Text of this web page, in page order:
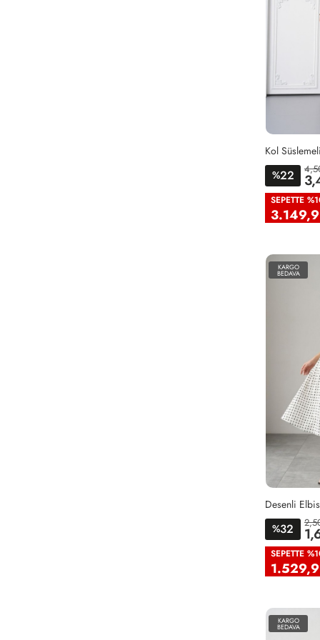
36 38
%22
SEPETTE
KARGO
BEDAVA
38
Desenli
%32
SEPETTE
KARGO
BEDAVA